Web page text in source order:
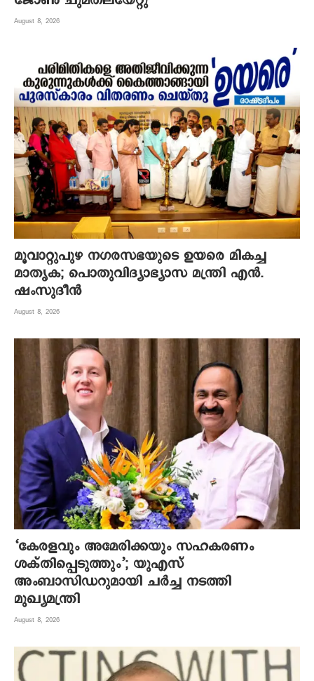
August 8, 2026
മൂവാറ്റുപുഴ നഗരസഭയുടെ ഉയരെ മികച്ച
മാതൃക; പൊതുവിദ്യാഭ്യാസ മന്ത്രി എന്‍.
ഷംസുദീന്‍
August 8, 2026
‘കേരളവും അമേരിക്കയും സഹകരണം
ശക്തിപ്പെടുത്തും’; യുഎസ്
അംബാസിഡറുമായി ചർച്ച നടത്തി
മുഖ്യമന്ത്രി
August 8, 2026